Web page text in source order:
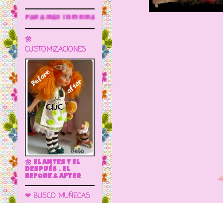
🌼
CUSTOMIZACIONES
🌼 EL ANTES Y EL
DESPUÉS . EL
BEFORE & AFTER
❤ BUSCO MUÑECAS